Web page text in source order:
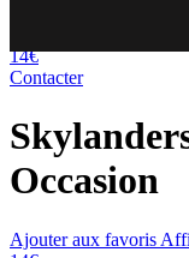
14€
Contacter
Occasion
Ajouter aux favoris